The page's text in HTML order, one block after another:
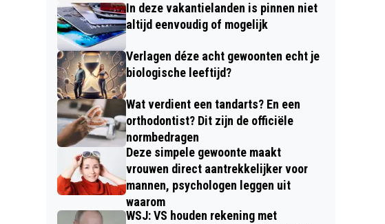
In deze vakantielanden is pinnen niet
altijd eenvoudig of mogelijk
Verlagen déze acht gewoonten echt je
biologische leeftijd?
Wat verdient een tandarts? En een
orthodontist? Dit zijn de officiële
normbedragen
Deze simpele gewoonte maakt
vrouwen direct aantrekkelijker voor
mannen, psychologen leggen uit
waarom
WSJ: VS houden rekening met